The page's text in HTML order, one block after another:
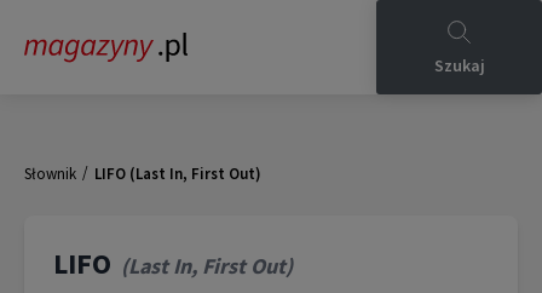
Szukaj
Słownik / LIFO (Last In, First Out)
LIFO (Last In, First Out)